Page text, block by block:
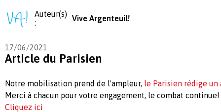
Auteur(s)
:
Vive Argenteuil!
17/06/2021
Article du Parisien
Notre mobilisation prend de l'ampleur, le Parisien rédige
Merci à chacun pour votre engagement, le combat continue!
Cliquez ici